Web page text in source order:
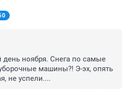
ноября. Снега по самые
машины?! Э-эх, опять
не успели....